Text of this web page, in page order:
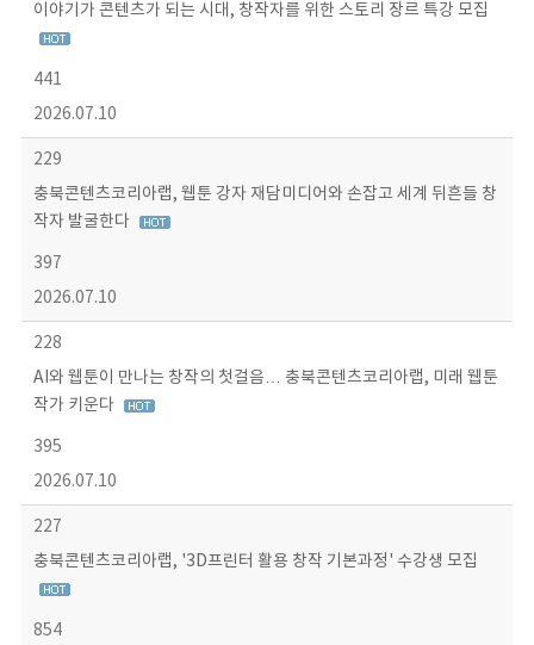
이야기가 콘텐츠가 되는 시대, 창작자를 위한 스토리 장르 특강 모집
441
2026.07.10
229
충북콘텐츠코리아랩, 웹툰 강자 재담미디어와 손잡고 세계 뒤흔들 창
작자 발굴한다
397
2026.07.10
228
AI와 웹툰이 만나는 창작의 첫걸음… 충북콘텐츠코리아랩, 미래 웹툰
작가 키운다
395
2026.07.10
227
충북콘텐츠코리아랩, '3D프린터 활용 창작 기본과정' 수강생 모집
854